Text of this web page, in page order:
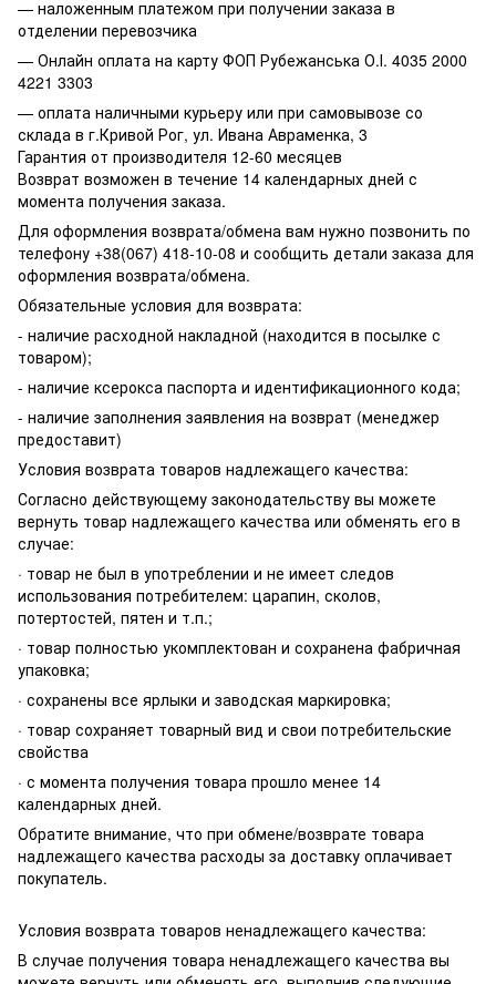
— наложенным платежом при получении заказа в
отделении перевозчика
— Онлайн оплата на карту ФОП Рубежанська О.І. 4035 2000
4221 3303
— оплата наличными курьеру или при самовывозе со
склада в г.Кривой Рог, ул. Ивана Авраменка, 3
Гарантия от производителя 12-60 месяцев
Возврат возможен в течение 14 календарных дней с
момента получения заказа.
Для оформления возврата/обмена вам нужно позвонить по
телефону +38(067) 418-10-08 и сообщить детали заказа для
оформления возврата/обмена.
Обязательные условия для возврата:
- наличие расходной накладной (находится в посылке с
товаром);
- наличие ксерокса паспорта и идентификационного кода;
- наличие заполнения заявления на возврат (менеджер
предоставит)
Условия возврата товаров надлежащего качества:
Согласно действующему законодательству вы можете
вернуть товар надлежащего качества или обменять его в
случае:
· товар не был в употреблении и не имеет следов
использования потребителем: царапин, сколов,
потертостей, пятен и т.п.;
· товар полностью укомплектован и сохранена фабричная
упаковка;
· сохранены все ярлыки и заводская маркировка;
· товар сохраняет товарный вид и свои потребительские
свойства
· с момента получения товара прошло менее 14
календарных дней.
Обратите внимание, что при обмене/возврате товара
надлежащего качества расходы за доставку оплачивает
покупатель.
Условия возврата товаров ненадлежащего качества:
В случае получения товара ненадлежащего качества вы